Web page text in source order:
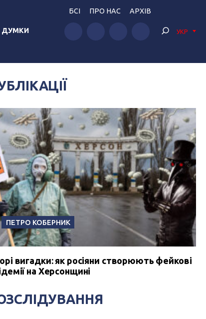
ДУМКИ
БСІ ПРО НАС АРХІВ
УКР
ПЕТРО КОБЕРНИК
вигадки: як росіяни створюють фейкові
на Херсонщині